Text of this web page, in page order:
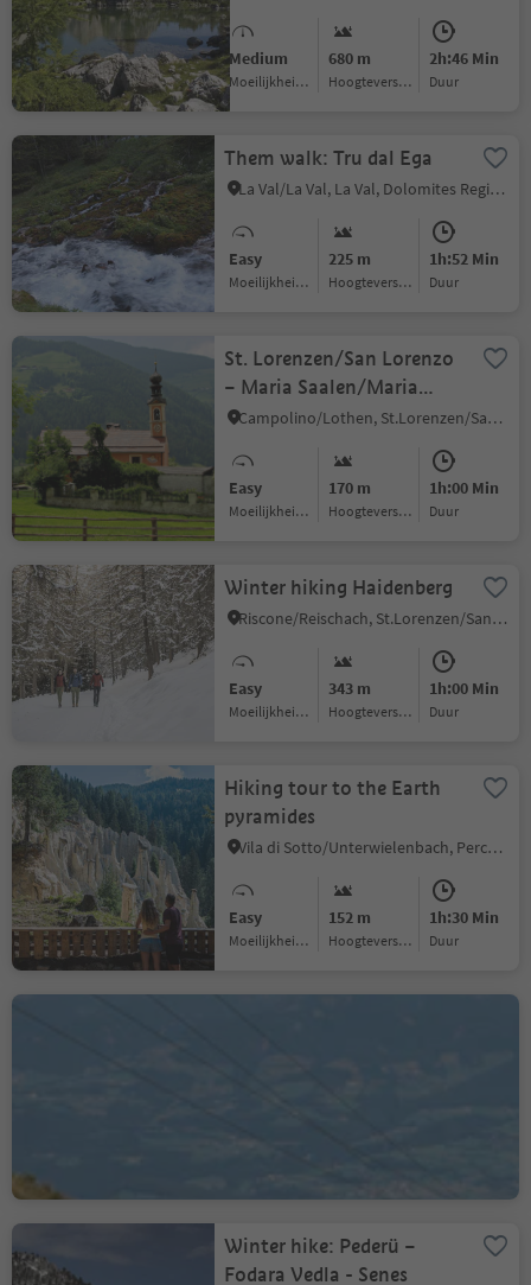
Medium
Moeilijkheidsgraad
680 m
Hoogteverschil
2h:46 Min
Duur
Them walk: Tru dal Ega
La Val/La Val, La Val, Dolomites Region Kronplatz/Plan de Corones
Easy
Moeilijkheidsgraad
225 m
Hoogteverschil
1h:52 Min
Duur
St. Lorenzen/San Lorenzo
– Maria Saalen/Maria
Sares
Campolino/Lothen, St.Lorenzen/San Lorenzo di Sebato, Dolomites Region Kronplatz/Plan de Corones
Easy
Moeilijkheidsgraad
170 m
Hoogteverschil
1h:00 Min
Duur
Winter hiking Haidenberg
Riscone/Reischach, St.Lorenzen/San Lorenzo di Sebato, Dolomites Region Kronplatz/Plan de Corones
Easy
Moeilijkheidsgraad
343 m
Hoogteverschil
1h:00 Min
Duur
Hiking tour to the Earth
pyramides
Vila di Sotto/Unterwielenbach, Percha/Perca, Dolomites Region Kronplatz/Plan de Corones
Easy
Moeilijkheidsgraad
152 m
Hoogteverschil
1h:30 Min
Duur
Winter hike: Pederü –
Fodara Vedla - Senes